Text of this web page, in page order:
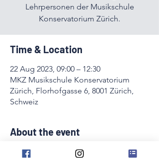
Lehrpersonen der Musikschule
Konservatorium Zürich.
Time & Location
22 Aug 2023, 09:00 – 12:30
MKZ Musikschule Konservatorium
Zürich, Florhofgasse 6, 8001 Zürich,
Schweiz
About the event
Geschlossene Veranstaltung für die